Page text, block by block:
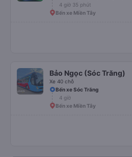
4 giờ 35 phút
Bến xe Miền Tây
Bảo Ngọc (Sóc Trăng)
Xe 40 chỗ
Bến xe Sóc Trăng
4 giờ
Bến xe Miền Tây